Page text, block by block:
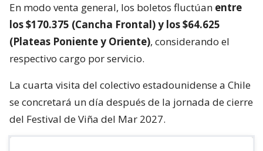
En modo venta general, los boletos fluctúan entre
los $170.375 (Cancha Frontal) y los $64.625
(Plateas Poniente y Oriente), considerando el
respectivo cargo por servicio.
La cuarta visita del colectivo estadounidense a Chile
se concretará un día después de la jornada de cierre
del Festival de Viña del Mar 2027.